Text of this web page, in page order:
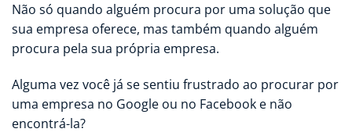
Não só quando alguém procura por uma solução que
sua empresa oferece, mas também quando alguém
procura pela sua própria empresa.
Alguma vez você já se sentiu frustrado ao procurar por
uma empresa no Google ou no Facebook e não
encontrá-la?